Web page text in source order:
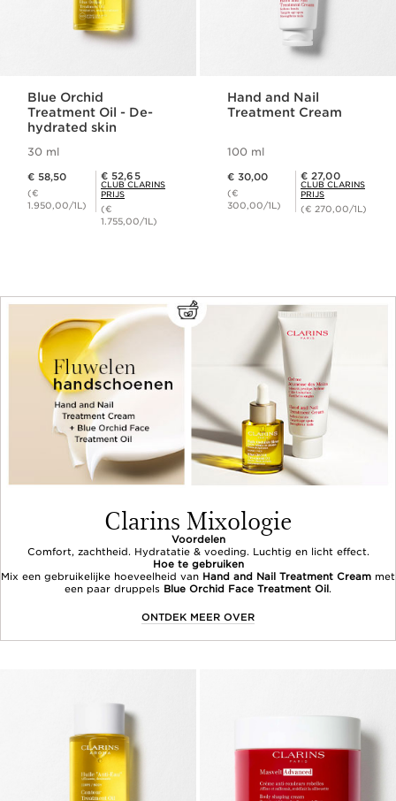
Blue Orchid
Treatment Oil - De-
hydrated skin
30 ml
€ 58,50
(€
1.950,00/1L)
Club Clarins Prijs € 52,65
€ 52,65
CLUB CLARINS
PRIJS
(€
1.755,00/1L)
Hand and Nail
Treatment Cream
100 ml
€ 30,00
(€
300,00/1L)
Club Clarins Prijs € 27,00
€ 27,00
CLUB CLARINS
PRIJS
(€ 270,00/1L)
Clarins Mixologie
Voordelen
Comfort, zachtheid. Hydratatie & voeding. Luchtig en licht effect.
Hoe te gebruiken
Mix een gebruikelijke hoeveelheid van Hand and Nail Treatment Cream met
een paar druppels Blue Orchid Face Treatment Oil.
ONTDEK MEER OVER